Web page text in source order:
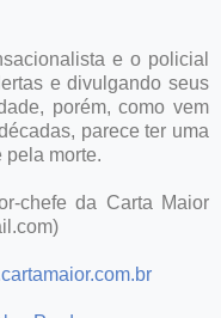
e o policial
e divulgando seus
porém, como vem
parece ter uma
pela morte.
chefe da Carta Maior